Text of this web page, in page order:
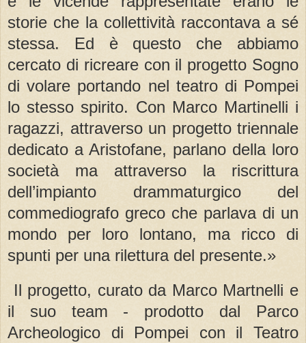
storie che la collettività raccontava a sé
stessa. Ed è questo che abbiamo
cercato di ricreare con il progetto Sogno
di volare portando nel teatro di Pompei
lo stesso spirito. Con Marco Martinelli i
ragazzi, attraverso un progetto triennale
dedicato a Aristofane, parlano della loro
società ma attraverso la riscrittura
dell’impianto drammaturgico del
commediografo greco che parlava di un
mondo per loro lontano, ma ricco di
spunti per una rilettura del presente.»
Il progetto, curato da Marco Martnelli e
il suo team - prodotto dal Parco
Archeologico di Pompei con il Teatro